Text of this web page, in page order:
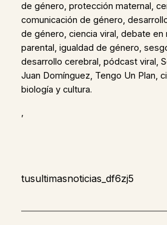
de género, protección maternal,
comunicación de género,
de género, ciencia viral, debate en
parental, igualdad de género,
desarrollo cerebral, pódcast viral,
Juan Domínguez, Tengo Un Plan,
biología y cultura.
tusultimasnoticias_df6zj5